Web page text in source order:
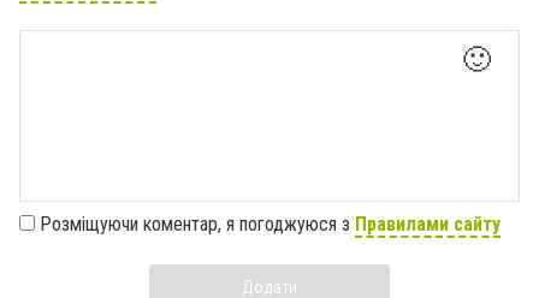
🙂
Розміщуючи коментар, я погоджуюся з Правилами сайту
Додати